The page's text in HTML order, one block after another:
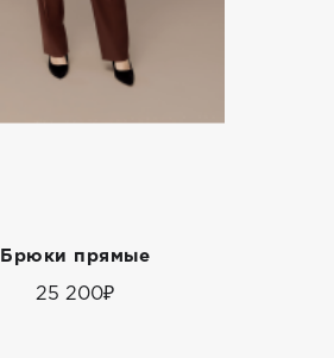
Брюки прямые
25 200₽